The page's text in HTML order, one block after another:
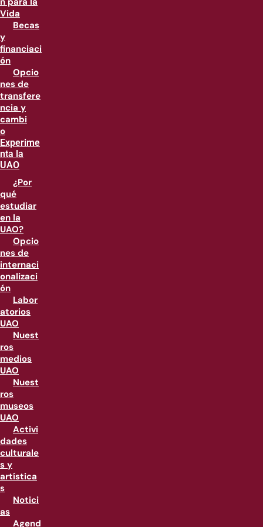
Vida
Becas
y
financiaci
ón
Opcio
nes de
transfere
ncia y
cambi
o
Experime
nta la
UAO
¿Por
qué
estudiar
en la
UAO?
Opcio
nes de
internaci
onalizaci
ón
Labor
atorios
UAO
Nuest
ros
medios
UAO
Nuest
ros
museos
UAO
Activi
dades
culturale
s y
artística
s
Notici
as
Agend